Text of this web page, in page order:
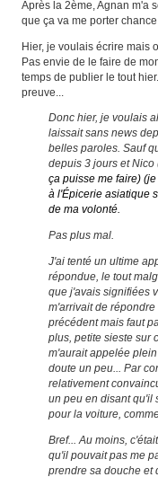
Après la 2ème, Agnan m'a
que ça va me porter
Hier, je voulais écrire mais
Pas envie de le faire de
temps de publier le tout
preuve...
Donc hier, je voulais
laissait sans news
belles paroles. Sauf
depuis 3 jours et
ça puisse me faire)
à l'Épicerie asiatique
de ma volonté.
Pas plus mal.
J'ai tenté un ultime
répondue, le tout
que j'avais signifiées
m'arrivait de
précédent mais faut
plus, petite sieste sur
m'aurait appelée
doute un peu... Par
relativement
un peu en disant qu'il
pour la voiture,
Bref... Au moins,
qu'il pouvait pas me
prendre sa douche et